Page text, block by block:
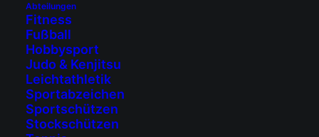
Abteilungen
Fitness
Fußball
Hobbysport
Judo & Kenjitsu
Leichtathletik
Sportabzeichen
Sportschützen
Stockschützen
Gemeindepokal
Stockschützen